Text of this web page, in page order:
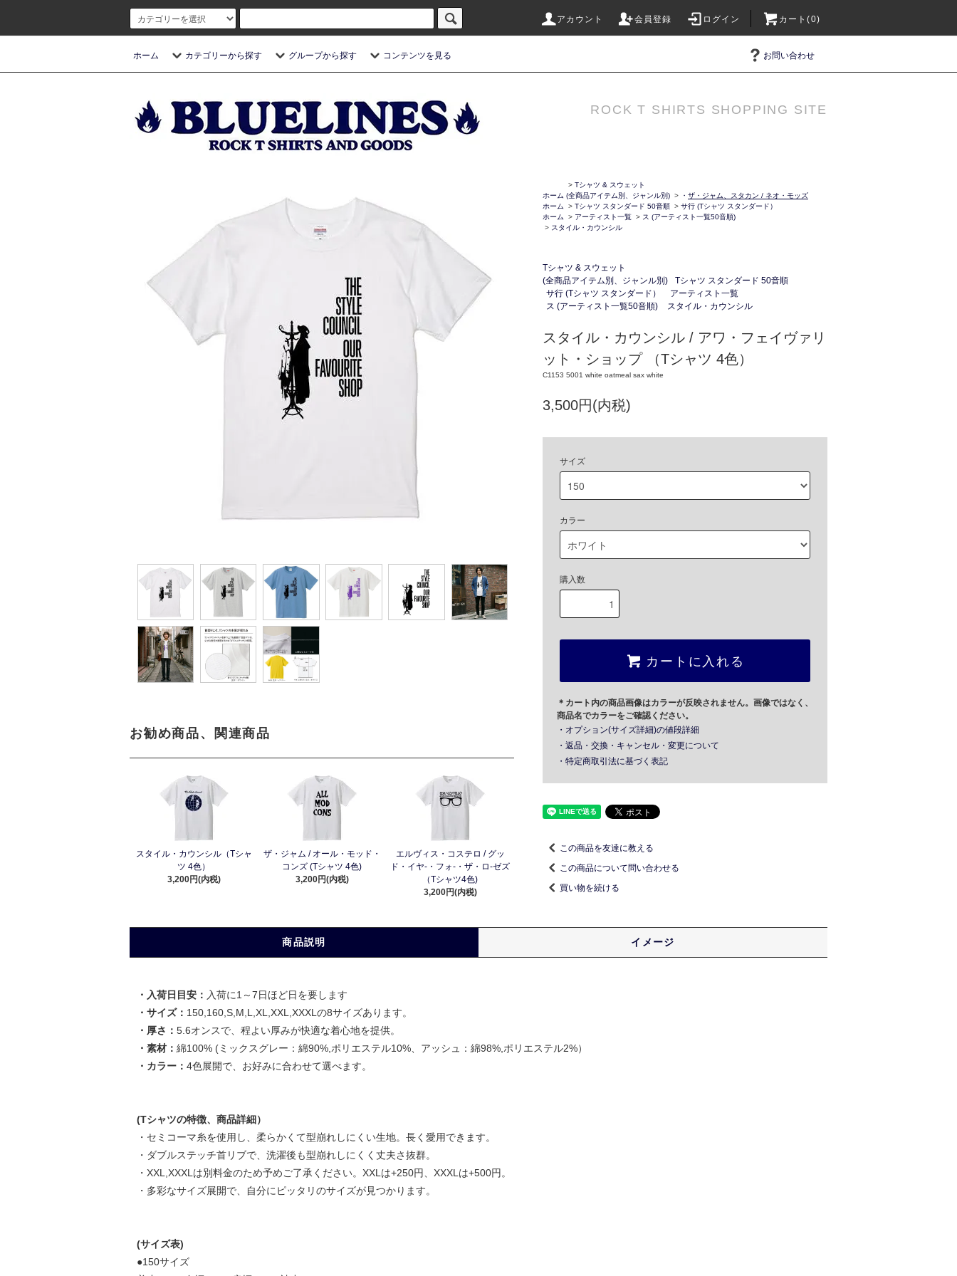
アカウント 会員登録 ログイン カート(0)
ホーム カテゴリーから探す グループから探す コンテンツを見る お問い合わせ
ROCK T SHIRTS SHOPPING SITE
お勧め商品、関連商品
スタイル・カウンシル（Tシャ
ツ 4色）
3,200円(内税)
ザ・ジャム / オール・モッド・
コンズ (Tシャツ 4色)
3,200円(内税)
エルヴィス・コステロ / グッ
ド・イヤ-・フォ-・ザ・ロ-ゼズ
（Tシャツ4色)
3,200円(内税)
ホーム
> Tシャツ & スウェット
(全商品アイテム別、ジャンル別) > ・ ザ・ジャム、スタカン / ネオ・モッズ
ホーム
> Tシャツ スタンダード 50音順 > サ行 (Tシャツ スタンダード）
ホーム
> アーティスト一覧 > ス (アーティスト一覧50音順)
> スタイル・カウンシル
Tシャツ & スウェット
(全商品アイテム別、ジャンル別)
Tシャツ スタンダード 50音順
サ行 (Tシャツ スタンダード）
アーティスト一覧
ス (アーティスト一覧50音順)
スタイル・カウンシル
スタイル・カウンシル / アワ・フェイヴァリ
ット・ショップ （Tシャツ 4色）
C1153 5001 white oatmeal sax white
3,500円(内税)
サイズ
カラー
購入数
カートに入れる
＊カート内の商品画像はカラーが反映されません。画像ではなく、
商品名でカラーをご確認ください。
・オプション(サイズ詳細)の値段詳細
・返品・交換・キャンセル・変更について
・特定商取引法に基づく表記
この商品を友達に教える
この商品について問い合わせる
買い物を続ける
商品説明 イメージ
・入荷日目安： 入荷に1～7日ほど日を要します
・サイズ： 150,160,S,M,L,XL,XXL,XXXLの8サイズあります。
・厚さ： 5.6オンスで、程よい厚みが快適な着心地を提供。
・素材： 綿100% (ミックスグレー：綿90%,ポリエステル10%、アッシュ：綿98%,ポリエステル2%）
・カラー： 4色展開で、お好みに合わせて選べます。
(Tシャツの特徴、商品詳細）
・セミコーマ糸を使用し、柔らかくて型崩れしにくい生地。長く愛用できます。
・ダブルステッチ首リブで、洗濯後も型崩れしにくく丈夫さ抜群。
・XXL,XXXLは別料金のため予めご了承ください。XXLは+250円、XXXLは+500円。
・多彩なサイズ展開で、自分にピッタリのサイズが見つかります。
(サイズ表)
●150サイズ